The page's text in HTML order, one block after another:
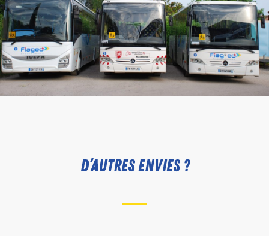
D’AUTRES ENVIES ?